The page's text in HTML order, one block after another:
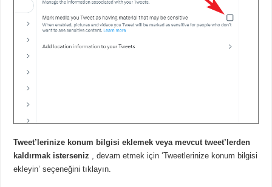
Tweet’lerinize konum bilgisi eklemek veya mevcut tweet’lerden
kaldırmak isterseniz , devam etmek için ‘Tweetlerinize konum bilgisi
ekleyin’ seçeneğini tıklayın.